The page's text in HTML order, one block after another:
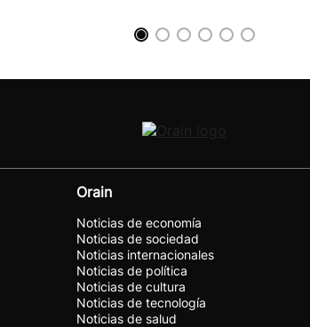
Orain
Noticias de economía
Noticias de sociedad
Noticias internacionales
Noticias de política
Noticias de cultura
Noticias de tecnología
Noticias de salud